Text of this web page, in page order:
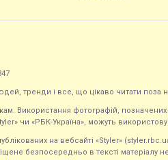
тренди і все, що цікаво читати поза
Використання фотографій,
чи «РБК-Україна», можуть
на вебсайті «Styler»
безпосередньо в тексті матеріалу